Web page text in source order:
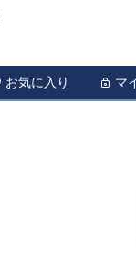
お気に入り マ